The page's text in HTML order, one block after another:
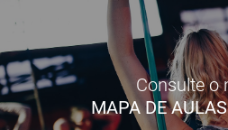
Consulte o
MAPA DE